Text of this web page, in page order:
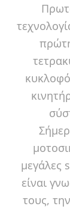
μεγάλες
είναι
τους,